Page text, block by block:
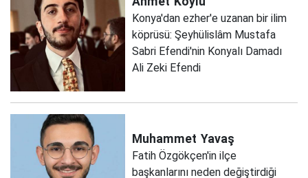
Konya'dan ezher'e uzanan bir ilim
köprüsü: Şeyhülislâm Mustafa
Sabri Efendi'nin Konyalı Damadı
Ali Zeki Efendi
Muhammet Yavaş
Fatih Özgökçen'in ilçe
başkanlarını neden değiştirdiği